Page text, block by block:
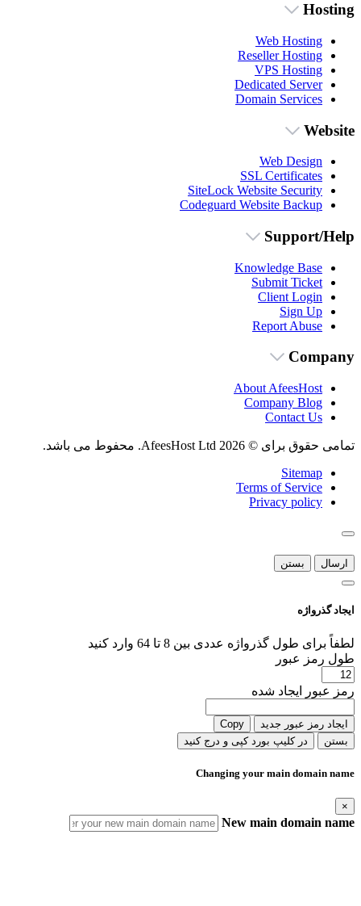
Hosting
Web Hosting
Reseller Hosting
VPS Hosting
Dedicated Server
Domain Services
Website
Web Design
SSL Certificates
SiteLock Website Security
Codeguard Website Backup
Support/Help
Knowledge Base
Submit Ticket
Client Login
Sign Up
Report Abuse
Company
About AfeesHost
Company Blog
Contact Us
تمامی حقوق برای © 2026 AfeesHost Ltd. محفوط می باشد.
Sitemap
Terms of Service
Privacy policy
ارسال بستن
ایجاد گذرواژه
لطفاً برای طول گذرواژه عددی بین 8 تا 64 وارد کنید
طول رمز عبور
رمز عبور ایجاد شده
ایجاد رمز عبور جدید
Copy
بستن
در کلیپ بورد کپی و درج کنید
Changing your main domain name
×
New main domain name